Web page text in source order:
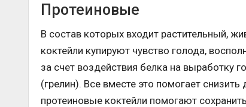
Протеиновые
В состав которых входит растительный,
коктейли купируют чувство голода,
за счет воздействия белка на выработку
(грелин). Все вместе это помогает
протеиновые коктейли помогают